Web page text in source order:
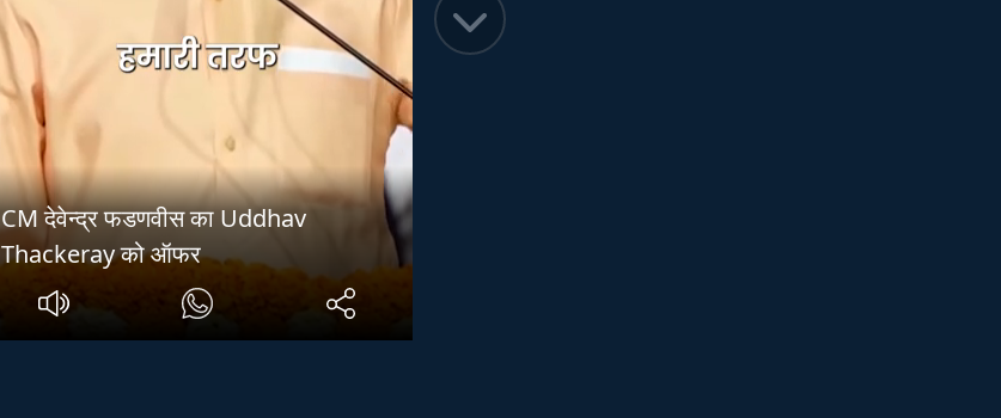
CM देवेन्द्र फडणवीस का Uddhav
Thackeray को ऑफर